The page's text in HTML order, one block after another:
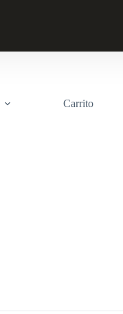
Carrito